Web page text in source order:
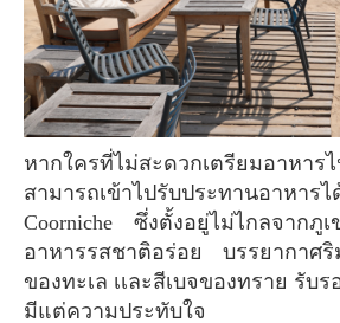
หากใครที่ไม่สะดวกเตรียมอาหารไปทานเอง คุณ
สามารถเข้าไปรับประทานอ
Coorniche ซึ่งตั้งอยู่ไม่ไกลจากภู
อาหารรสชาติอร่อย บรรยากาศ
ของทะเล เเละสีเบจของทราย รับ
มีแต่ความประทับใจ